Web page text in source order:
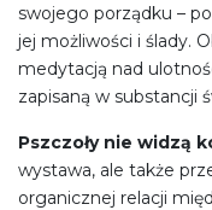
swojego porządku –
jej możliwości i ślady.
medytacją nad
zapisaną w substancji
Pszczoły nie widzą
wystawa, ale także
organicznej relacji